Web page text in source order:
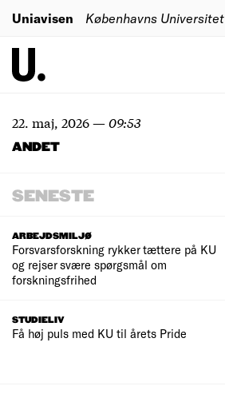
Uniavisen Københavns Universitet
22. maj, 2026—09:53
ANDET
SENESTE
ARBEJDSMILJØ
Forsvarsforskning rykker tættere på KU
og rejser svære spørgsmål om
forskningsfrihed
STUDIELIV
Få høj puls med KU til årets Pride